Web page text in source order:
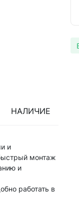
НАЛИЧИЕ
и
монтаж
и
работать в